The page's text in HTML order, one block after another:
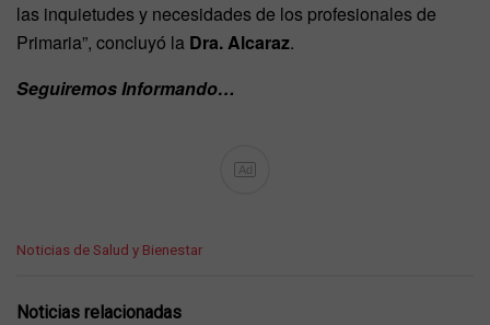
las inquietudes y necesidades de los profesionales de
Primaria”, concluyó la Dra. Alcaraz.
Seguiremos Informando…
Ad
C
e
Noticias de Salud y Bienestar
Noticias relacionadas